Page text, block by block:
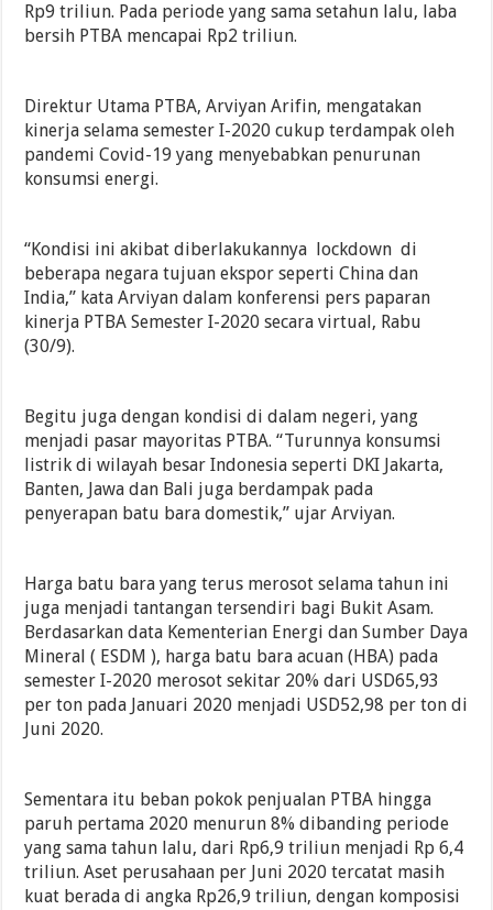
Rp9 triliun. Pada periode yang sama setahun lalu, laba
bersih PTBA mencapai Rp2 triliun.
Direktur Utama PTBA, Arviyan Arifin, mengatakan
kinerja selama semester I-2020 cukup terdampak oleh
pandemi Covid-19 yang menyebabkan penurunan
konsumsi energi.
“Kondisi ini akibat diberlakukannya lockdown di
beberapa negara tujuan ekspor seperti China dan
India,” kata Arviyan dalam konferensi pers paparan
kinerja PTBA Semester I-2020 secara virtual, Rabu
(30/9).
Begitu juga dengan kondisi di dalam negeri, yang
menjadi pasar mayoritas PTBA. “Turunnya konsumsi
listrik di wilayah besar Indonesia seperti DKI Jakarta,
Banten, Jawa dan Bali juga berdampak pada
penyerapan batu bara domestik,” ujar Arviyan.
Harga batu bara yang terus merosot selama tahun ini
juga menjadi tantangan tersendiri bagi Bukit Asam.
Berdasarkan data Kementerian Energi dan Sumber Daya
Mineral ( ESDM ), harga batu bara acuan (HBA) pada
semester I-2020 merosot sekitar 20% dari USD65,93
per ton pada Januari 2020 menjadi USD52,98 per ton di
Juni 2020.
Sementara itu beban pokok penjualan PTBA hingga
paruh pertama 2020 menurun 8% dibanding periode
yang sama tahun lalu, dari Rp6,9 triliun menjadi Rp 6,4
triliun. Aset perusahaan per Juni 2020 tercatat masih
kuat berada di angka Rp26,9 triliun, dengan komposisi